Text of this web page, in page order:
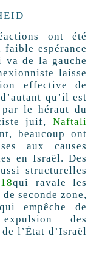
ont été
faible espérance
va de la gauche
laisse
effective de
qu’il est
le héraut du
juif,Naftali
beaucoup ont
aux causes
en Israël. Des
structurelles
qui ravale les
seconde zone,
empêche de
des
l’État d’Israël